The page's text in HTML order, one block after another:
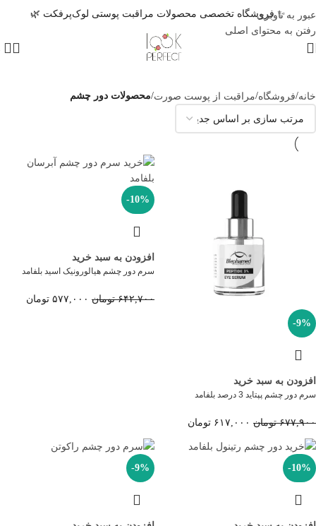
عبور به ناوبری
رفتن به محتوای اصلی
✨ فروشگاه تخصصی محصولات مراقبت پوستی لوک‌پرفکت 🌿
خانه/فروشگاه/مراقبت از پوست صورت/محصولات دور چشم
-9%
افزودن به سبد خرید
سرم دور چشم پپتاید 3 درصد بلفامد
۶۷۷,۹۰۰ تومان ۶۱۷,۰۰۰ تومان
-10%
افزودن به سبد خرید
سرم دور چشم هیالورونیک اسید بلفامد
۶۴۲,۷۰۰ تومان ۵۷۷,۰۰۰ تومان
-10%
-9%